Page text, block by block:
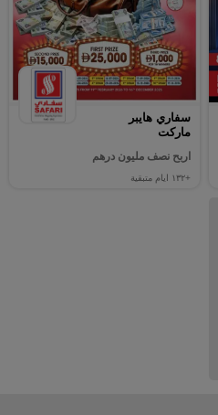
سفاري هايبر
ماركت
اربح نصف مليون درهم
+١٣٢ ايام متبقية